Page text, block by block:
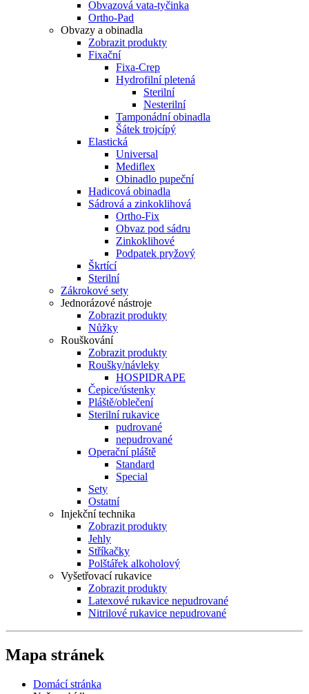
Obvazová vata-tyčinka
Ortho-Pad
Obvazy a obinadla
Zobrazit produkty
Fixační
Fixa-Crep
Hydrofilní pletená
Sterilní
Nesterilní
Tamponádní obinadla
Šátek trojcípý
Elastická
Universal
Mediflex
Obinadlo pupeční
Hadicová obinadla
Sádrová a zinkoklihová
Ortho-Fix
Obvaz pod sádru
Zinkoklihové
Podpatek pryžový
Škrtící
Sterilní
Zákrokové sety
Jednorázové nástroje
Zobrazit produkty
Nůžky
Rouškování
Zobrazit produkty
Roušky/návleky
HOSPIDRAPE
Čepice/ústenky
Pláště/oblečení
Sterilní rukavice
pudrované
nepudrované
Operační pláště
Standard
Special
Sety
Ostatní
Injekční technika
Zobrazit produkty
Jehly
Stříkačky
Polštářek alkoholový
Vyšetřovací rukavice
Zobrazit produkty
Latexové rukavice nepudrované
Nitrilové rukavice nepudrované
Mapa stránek
Domácí stránka